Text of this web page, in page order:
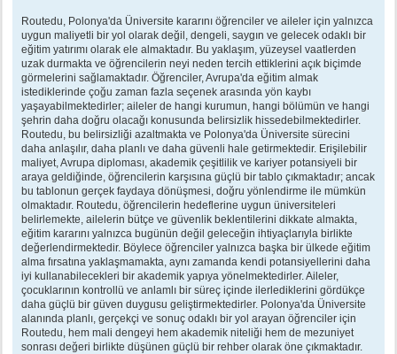
Routedu, Polonya'da Üniversite kararını öğrenciler ve aileler için yalnızca
uygun maliyetli bir yol olarak değil, dengeli, saygın ve gelecek odaklı bir
eğitim yatırımı olarak ele almaktadır. Bu yaklaşım, yüzeysel vaatlerden
uzak durmakta ve öğrencilerin neyi neden tercih ettiklerini açık biçimde
görmelerini sağlamaktadır. Öğrenciler, Avrupa'da eğitim almak
istediklerinde çoğu zaman fazla seçenek arasında yön kaybı
yaşayabilmektedirler; aileler de hangi kurumun, hangi bölümün ve hangi
şehrin daha doğru olacağı konusunda belirsizlik hissedebilmektedirler.
Routedu, bu belirsizliği azaltmakta ve Polonya'da Üniversite sürecini
daha anlaşılır, daha planlı ve daha güvenli hale getirmektedir. Erişilebilir
maliyet, Avrupa diploması, akademik çeşitlilik ve kariyer potansiyeli bir
araya geldiğinde, öğrencilerin karşısına güçlü bir tablo çıkmaktadır; ancak
bu tablonun gerçek faydaya dönüşmesi, doğru yönlendirme ile mümkün
olmaktadır. Routedu, öğrencilerin hedeflerine uygun üniversiteleri
belirlemekte, ailelerin bütçe ve güvenlik beklentilerini dikkate almakta,
eğitim kararını yalnızca bugünün değil geleceğin ihtiyaçlarıyla birlikte
değerlendirmektedir. Böylece öğrenciler yalnızca başka bir ülkede eğitim
alma fırsatına yaklaşmamakta, aynı zamanda kendi potansiyellerini daha
iyi kullanabilecekleri bir akademik yapıya yönelmektedirler. Aileler,
çocuklarının kontrollü ve anlamlı bir süreç içinde ilerlediklerini gördükçe
daha güçlü bir güven duygusu geliştirmektedirler. Polonya'da Üniversite
alanında planlı, gerçekçi ve sonuç odaklı bir yol arayan öğrenciler için
Routedu, hem mali dengeyi hem akademik niteliği hem de mezuniyet
sonrası değeri birlikte düşünen güçlü bir rehber olarak öne çıkmaktadır.